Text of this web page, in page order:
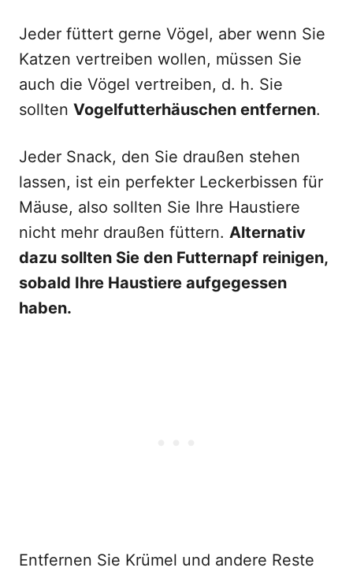
Jeder füttert gerne Vögel, aber wenn Sie
Katzen vertreiben wollen, müssen Sie
auch die Vögel vertreiben, d. h. Sie
sollten Vogelfutterhäuschen entfernen.
Jeder Snack, den Sie draußen stehen
lassen, ist ein perfekter Leckerbissen für
Mäuse, also sollten Sie Ihre Haustiere
nicht mehr draußen füttern. Alternativ
dazu sollten Sie den Futternapf reinigen,
sobald Ihre Haustiere aufgegessen
haben.
Entfernen Sie Krümel und andere Reste